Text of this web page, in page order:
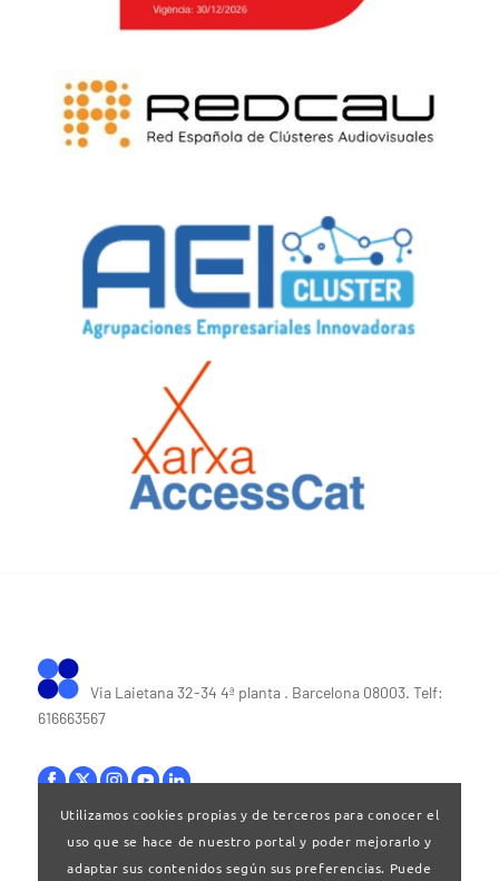
Via Laietana 32-34 4ª planta . Barcelona 08003. Telf:
616663567
Bases legales|Política de privacitat
Utilizamos cookies propias y de terceros para conocer el
uso que se hace de nuestro portal y poder mejorarlo y
adaptar sus contenidos según sus preferencias. Puede